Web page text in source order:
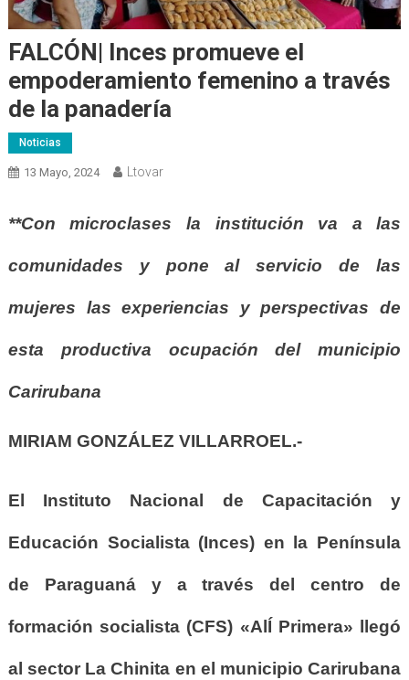
FALCÓN| Inces promueve el
empoderamiento femenino a través
de la panadería
Noticias
13 Mayo, 2024 Ltovar
**Con microclases la institución va a las
comunidades y pone al servicio de las
mujeres las experiencias y perspectivas de
esta productiva ocupación del municipio
Carirubana
MIRIAM GONZÁLEZ VILLARROEL.-
El Instituto Nacional de Capacitación y
Educación Socialista (Inces) en la Península
de Paraguaná y a través del centro de
formación socialista (CFS) «AlÍ Primera» llegó
al sector La Chinita en el municipio Carirubana